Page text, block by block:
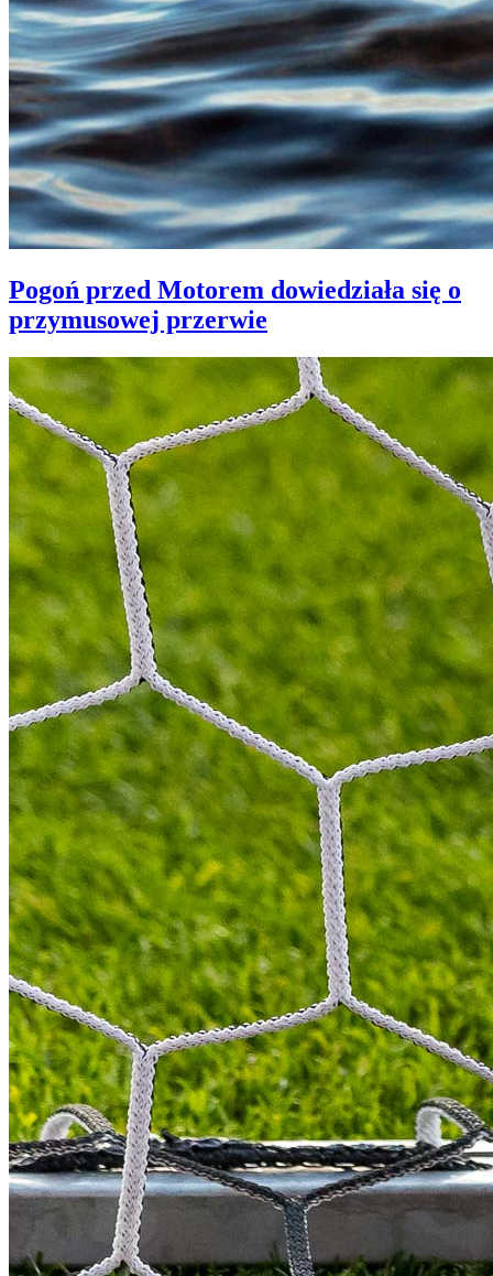
Pogoń przed Motorem dowiedziała się o
przymusowej przerwie